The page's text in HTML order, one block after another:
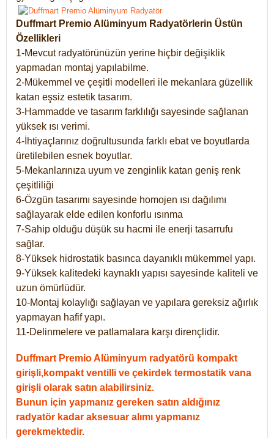
Duffmart Premio Alüminyum Radyatörlerin Üstün
Özellikleri
1-Mevcut radyatörünüzün yerine hiçbir değişiklik
yapmadan montaj yapılabilme.
2-Mükemmel ve çeşitli modelleri ile mekanlara güzellik
katan eşsiz estetik tasarım.
3-Hammadde ve tasarım farklılığı sayesinde sağlanan
yüksek ısı verimi.
4-İhtiyaçlarınız doğrultusunda farklı ebat ve boyutlarda
üretilebilen esnek boyutlar.
5-Mekanlarınıza uyum ve zenginlik katan geniş renk
çeşitliliği
6-Özgün tasarımı sayesinde homojen ısı dağılımı
sağlayarak elde edilen konforlu ısınma
7-Sahip olduğu düşük su hacmi ile enerji tasarrufu
sağlar.
8-Yüksek hidrostatik basınca dayanıklı mükemmel yapı.
9-Yüksek kalitedeki kaynaklı yapısı sayesinde kaliteli ve
uzun ömürlüdür.
10-Montaj kolaylığı sağlayan ve yapılara gereksiz ağırlık
yapmayan hafif yapı.
11-Delinmelere ve patlamalara karşı dirençlidir.
Duffmart Premio Alüminyum radyatörü kompakt
girişli,kompakt ventilli ve çekirdek termostatik vana
girişli olarak satın alabilirsiniz.
Bunun için yapmanız gereken satın aldığınız
radyatör kadar aksesuar alımı yapmanız
gerekmektedir.